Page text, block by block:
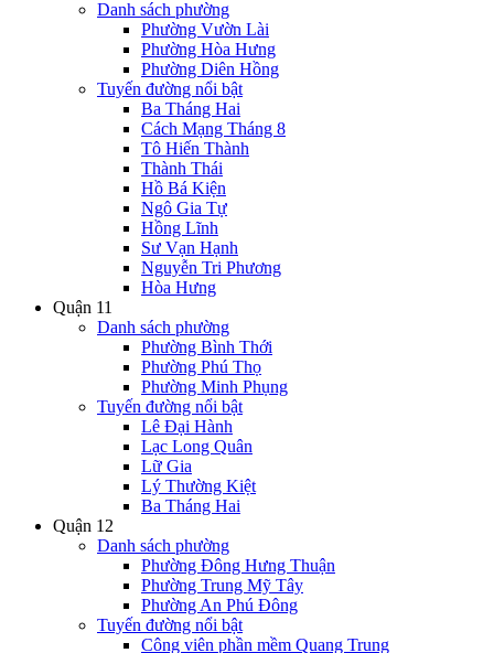
Danh sách phường
Phường Vườn Lài
Phường Hòa Hưng
Phường Diên Hồng
Tuyến đường nổi bật
Ba Tháng Hai
Cách Mạng Tháng 8
Tô Hiến Thành
Thành Thái
Hồ Bá Kiện
Ngô Gia Tự
Hồng Lĩnh
Sư Vạn Hạnh
Nguyễn Tri Phương
Hòa Hưng
Quận 11
Danh sách phường
Phường Bình Thới
Phường Phú Thọ
Phường Minh Phụng
Tuyến đường nổi bật
Lê Đại Hành
Lạc Long Quân
Lữ Gia
Lý Thường Kiệt
Ba Tháng Hai
Quận 12
Danh sách phường
Phường Đông Hưng Thuận
Phường Trung Mỹ Tây
Phường An Phú Đông
Tuyến đường nổi bật
Công viên phần mềm Quang Trung